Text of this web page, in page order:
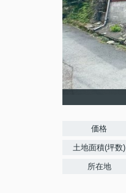
価格
土地面積(坪数)
所在地